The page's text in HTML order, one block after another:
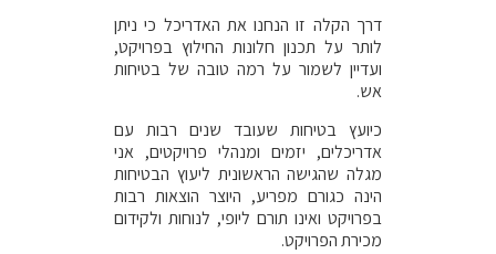
דרך הקלה זו הנחנו את האדריכל כי ניתן
לותר על תכנון חלונות החילוץ בפרויקט,
ועדיין לשמור על רמה טובה של בטיחות
אש.
כיועץ בטיחות שעובד שנים רבות עם
אדריכלים, יזמים ומנהלי פרויקטים, אני
מגלה שהגישה הראשונית ליעוץ הבטיחות
הינה כגורם מפריע, היוצר הוצאות רבות
בפרויקט ואינו תורם ליופי, לנוחות ולקידום
מכירת הפרויקט.